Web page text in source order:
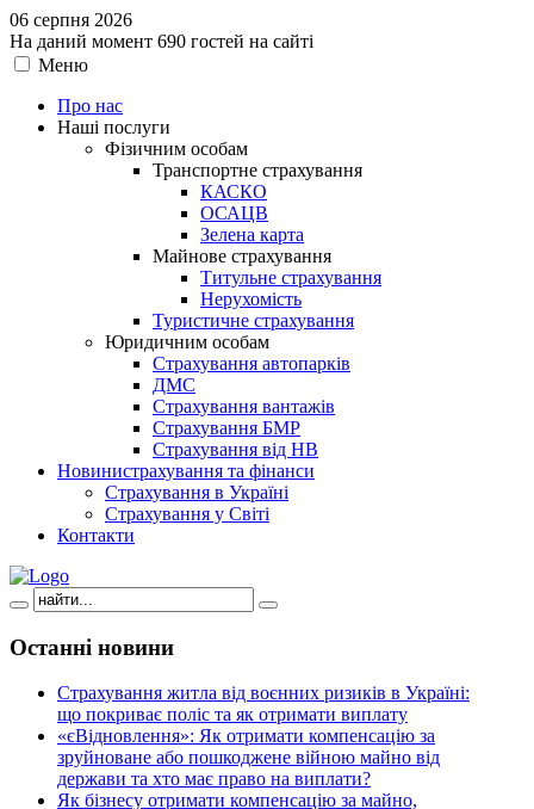
06 серпня 2026
На даний момент 690 гостей на сайті
Меню
Про нас
Наші послуги
Фізичним особам
Транспортне страхування
КАСКО
ОСАЦВ
Зелена карта
Майнове страхування
Титульне страхування
Нерухомість
Туристичне страхування
Юридичним особам
Страхування автопарків
ДМС
Страхування вантажів
Страхування БМР
Страхування від НВ
Новинистрахування та фінанси
Страхування в Україні
Страхування у Світі
Контакти
Останні новини
Страхування житла від воєнних ризиків в Україні:
що покриває поліс та як отримати виплату
«єВідновлення»: Як отримати компенсацію за
зруйноване або пошкоджене війною майно від
держави та хто має право на виплати?
Як бізнесу отримати компенсацію за майно,